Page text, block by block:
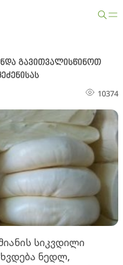
გავითვალისწინოთ
10374
სიკვდილი
ნედლ,